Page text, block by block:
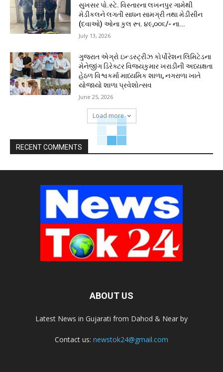
સુખસર પો.સ્ટે. વિસ્તારના લખનપુર ગામેથી
મેડીકલને લગતી સાધન સામગ્રી તથા મેડીસીન
(દવાઓ) ઓના કુલ રૂા. ૪૯,૦૦૬/- ના...
July 13, 2026
ગુજરાત એગ્રો ઇન્ડસ્ટ્રીઝ કોર્પોરેશન લિમિટેડના
મેનેજીંગ ડિરેક્ટર વિજયકુમાર ખરાડીની અધ્યક્ષતા
હેઠળ વિશ્વકર્મા માધ્યમિક શાળા, નગરાળા ખાતે
યોજાયો શાળા પ્રવેશોત્સવ
June 25, 2026
Load more
RECENT COMMENTS
ABOUT US
Latest News in Gujarati from Dahod & Near by
Contact us: newstok24@gmail.com